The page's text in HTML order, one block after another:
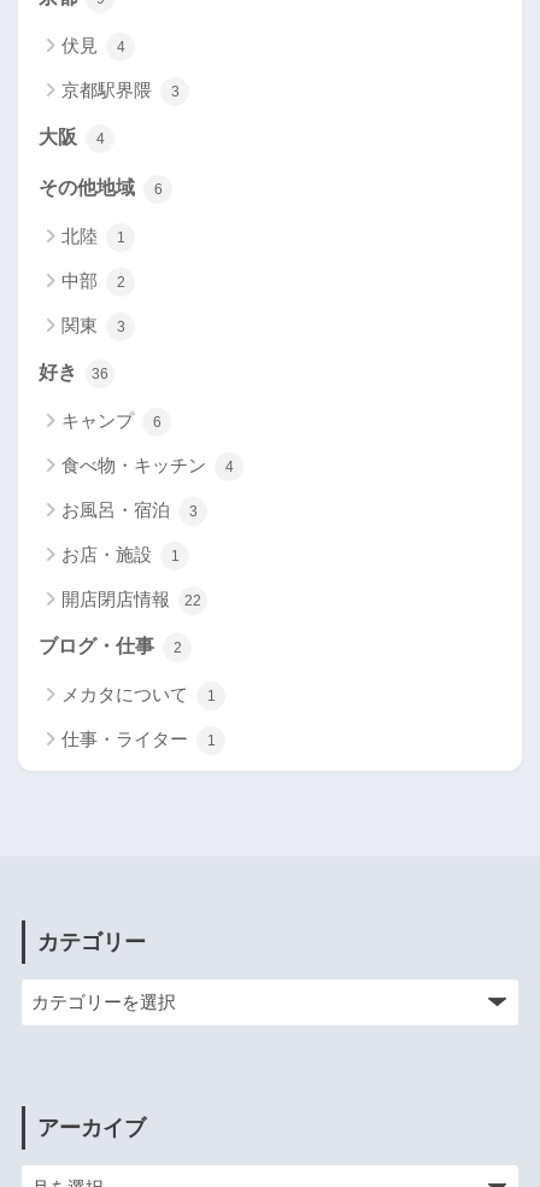
伏見 4
京都駅界隈 3
大阪 4
その他地域 6
北陸 1
中部 2
関東 3
好き 36
キャンプ 6
食べ物・キッチン 4
お風呂・宿泊 3
お店・施設 1
開店閉店情報 22
ブログ・仕事 2
メカタについて 1
仕事・ライター 1
カテゴリー
アーカイブ